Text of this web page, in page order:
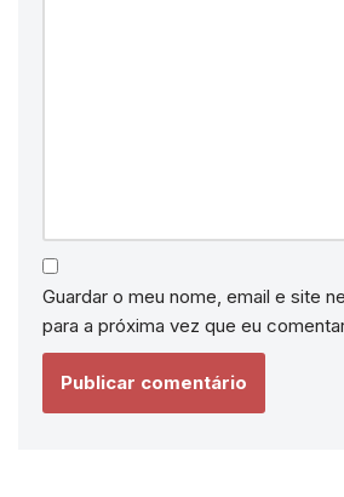
Guardar o meu nome, email e site
para a próxima vez que eu